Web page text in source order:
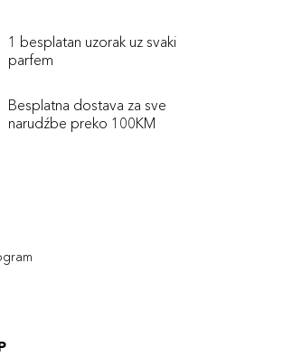
1 besplatan uzorak uz svaki
parfem
Besplatna dostava za sve
narudźbe preko 100KM